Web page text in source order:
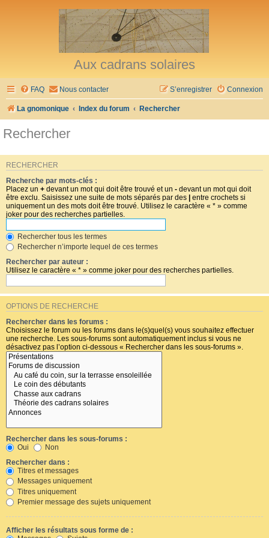
Aux cadrans solaires
FAQ Nous contacter Connexion
S’enregistrer
La gnomonique Index du forum Rechercher
Rechercher
RECHERCHER
Recherche par mots-clés :
Placez un + devant un mot qui doit être trouvé et un - devant un mot qui doit
être exclu. Saisissez une suite de mots séparés par des | entre crochets si
uniquement un des mots doit être trouvé. Utilisez le caractère « * » comme
joker pour des recherches partielles.
Rechercher tous les termes
Rechercher n’importe lequel de ces termes
Rechercher par auteur :
Utilisez le caractère « * » comme joker pour des recherches partielles.
OPTIONS DE RECHERCHE
Rechercher dans les forums :
Choisissez le forum ou les forums dans le(s)quel(s) vous souhaitez effectuer
une recherche. Les sous-forums sont automatiquement inclus si vous ne
désactivez pas l’option ci-dessous « Rechercher dans les sous-forums ».
Rechercher dans les sous-forums :
Oui
Non
Rechercher dans :
Titres et messages
Messages uniquement
Titres uniquement
Premier message des sujets uniquement
Afficher les résultats sous forme de :